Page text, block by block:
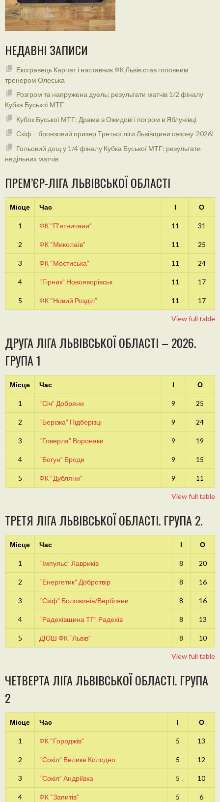
НЕДАВНІ ЗАПИСИ
Ексгравець Карпат і наставник ФК Львів став головним
тренером Олеська
Розгром та напружена дуель: результати матчів 1/2 фіналу
Кубка Буської МТГ
Кубок Буської МТГ: Драма в Ожидові і погром в Яблунівці
Скіф – бронзовий призер Третьої ліги Львівщини сезону-2026!
Гольовий дощ у 1/4 фіналу Кубка Буської МТГ: результати
недільних матчів
ПРЕМ’ЄР-ЛІГА ЛЬВІВСЬКОЇ ОБЛАСТІ
Місце Час І О
1 ФК “П’ятничани” 11 31
2 ФК “Миколаїв” 11 25
3 ФК “Мостиська” 11 24
4 “Гірник” Новояворівськ 11 17
5 ФК “Новий Розділ” 11 17
View full table
ДРУГА ЛІГА ЛЬВІВСЬКОЇ ОБЛАСТІ – 2026.
ГРУПА 1
Місце Час І О
1 “Січ” Добряни 9 25
2 “Берізка” Підберізці 9 24
3 “Говерла” Вороняки 9 19
4 “Богун” Броди 9 15
5 ФК “Дубляни” 9 11
View full table
ТРЕТЯ ЛІГА ЛЬВІВСЬКОЇ ОБЛАСТІ. ГРУПА 2.
Місце Час І О
1 “Імпульс” Лавриків 8 20
2 “Енергетик” Добротвір 8 16
3 “Скіф” Боложинів/Вербляни 8 16
4 “Радехівщина ТГ” Радехів 8 13
5 ДЮШ ФК “Львів” 8 10
View full table
ЧЕТВЕРТА ЛІГА ЛЬВІВСЬКОЇ ОБЛАСТІ. ГРУПА
2
Місце Час І О
1 ФК “Городжів” 5 13
2 “Сокіл” Велике Колодно 5 12
3 “Сокіл” Андріївка 5 10
4 ФК “Запитів” 5 6